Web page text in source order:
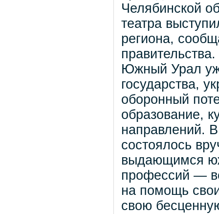
Челябинской
театра
региона,
Южный Урал
государства,
оборонный
образование,
направлений.
состоялось
выдающимся
профессий —
на помощь
свою